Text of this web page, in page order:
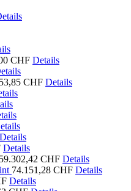
CHF Details
CHF Details
Details
Details
59.302,42 CHF Details
74.151,28 CHF Details
Details